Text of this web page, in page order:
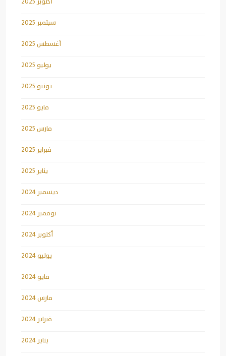
سبتمبر 2025
أغسطس 2025
يوليو 2025
يونيو 2025
مايو 2025
مارس 2025
فبراير 2025
يناير 2025
ديسمبر 2024
نوفمبر 2024
أكتوبر 2024
يوليو 2024
مايو 2024
مارس 2024
فبراير 2024
يناير 2024